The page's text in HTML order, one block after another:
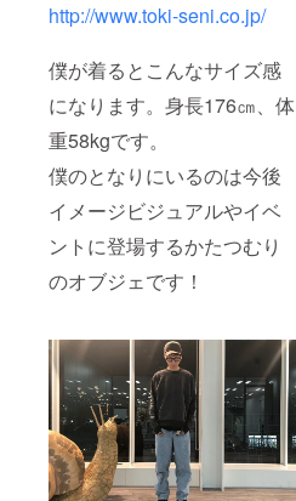
http://www.toki-seni.co.jp/
僕が着るとこんなサイズ感
になります。身長176㎝、体
重58kgです。
僕のとなりにいるのは今後
イメージビジュアルやイベ
ントに登場するかたつむり
のオブジェです！